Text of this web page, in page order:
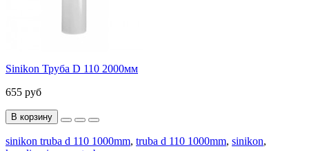
Sinikon Труба D 110 2000мм
655 руб
В корзину
sinikon truba d 110 1000mm, truba d 110 1000mm, sinikon,